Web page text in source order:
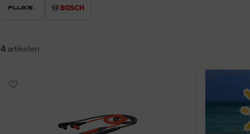
meetinstrument en het te testen object. Een goede set
inbegrepen, voor extra gebruiksgemak.
Geschikt voor multimeters, stroomtangen en andere
Zorgt voor veilige en stabiele meetverbindingen
4 artikelen